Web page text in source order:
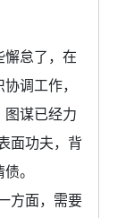
懈怠了，在
调工作，
图谋已经力
面功夫，背
。
方面，需要